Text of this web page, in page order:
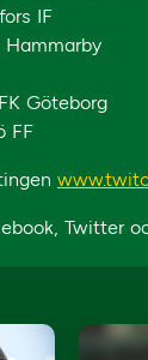
IF
Hammarby
Göteborg
FF
Twitter